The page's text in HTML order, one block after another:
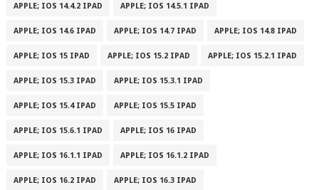
APPLE; IOS 14.4.2 IPAD APPLE; IOS 14.5.1 IPAD
APPLE; IOS 14.6 IPAD APPLE; IOS 14.7 IPAD APPLE; IOS 14.8 IPAD
APPLE; IOS 15 IPAD APPLE; IOS 15.2 IPAD APPLE; IOS 15.2.1 IPAD
APPLE; IOS 15.3 IPAD APPLE; IOS 15.3.1 IPAD
APPLE; IOS 15.4 IPAD APPLE; IOS 15.5 IPAD
APPLE; IOS 15.6.1 IPAD APPLE; IOS 16 IPAD
APPLE; IOS 16.1.1 IPAD APPLE; IOS 16.1.2 IPAD
APPLE; IOS 16.2 IPAD APPLE; IOS 16.3 IPAD